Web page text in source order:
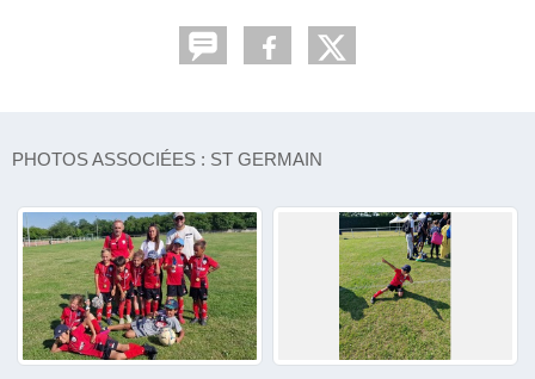
PHOTOS ASSOCIÉES : ST GERMAIN